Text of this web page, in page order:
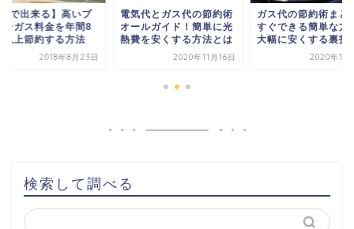
で出来る】高いプ
ンガス料金を年間8
以上節約する方法
2018年8月23日
電気代とガス代の節約術
オールガイド！簡単に光
熱費を安くする方法とは
2020年11月16日
ガス代の節約術まと
すぐできる簡単な方
大幅に安くする裏技
2020年11
検索して調べる